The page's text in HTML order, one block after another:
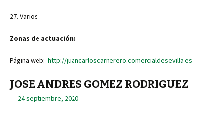
27. Varios
Zonas de actuación:
Página web: http://juancarloscarnerero.comercialdesevilla.es
JOSE ANDRES GOMEZ RODRIGUEZ
24 septiembre, 2020